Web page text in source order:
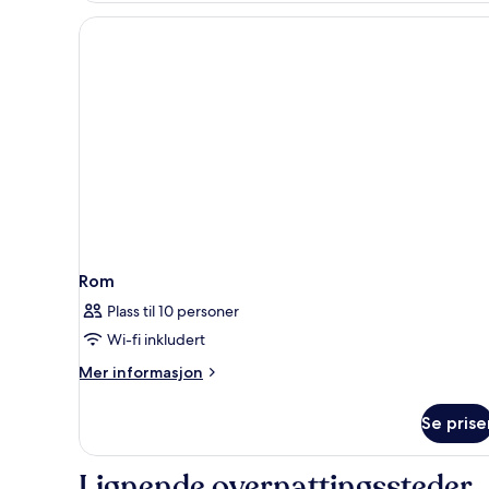
Rom
Plass til 10 personer
Wi-fi inkludert
Mer informasjon
Mer
Se